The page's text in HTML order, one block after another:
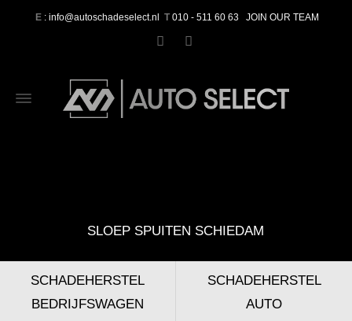
E : info@autoschadeselect.nl T 010 - 511 60 63 JOIN OUR TEAM
SLOEP SPUITEN SCHIEDAM
SCHADEHERSTEL
BEDRIJFSWAGEN
SCHADEHERSTEL
AUTO